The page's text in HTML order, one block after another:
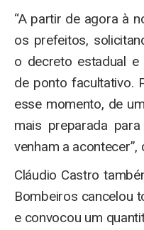
“A partir de agora à
os prefeitos,
o decreto estadual
de ponto facultativo.
esse momento, de
mais preparada
venham a
Cláudio Castro
Bombeiros cancelou
e convocou um